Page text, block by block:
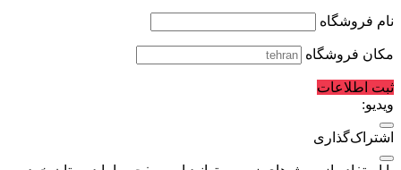
نام فروشگاه
مکان فروشگاه
ثبت اطلاعات
ویدیو:
اشتراک‌گذاری